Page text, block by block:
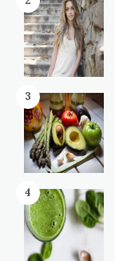
3
4